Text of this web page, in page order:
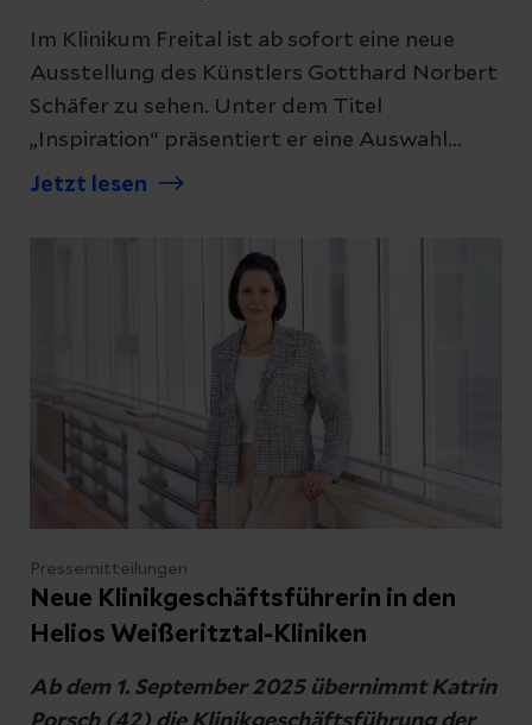
Im Klinikum Freital ist ab sofort eine neue
Ausstellung des Künstlers Gotthard Norbert
Schäfer zu sehen. Unter dem Titel
„Inspiration“ präsentiert er eine Auswahl
seiner Werke, die Patientinnen, Besucherinnen
Wochen begleiten.
Jetzt lesen
Pressemitteilungen
Neue Klinikgeschäftsführerin in den
Helios Weißeritztal-Kliniken
Ab dem 1. September 2025 übernimmt Katrin